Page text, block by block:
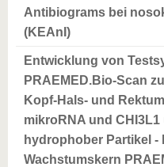
Antibiograms bei
(KEAnI)
Entwicklung von
PRAEMED.Bio-Scan
Kopf-Hals- und
mikroRNA und
hydrophober Partikel
Wachstumskern